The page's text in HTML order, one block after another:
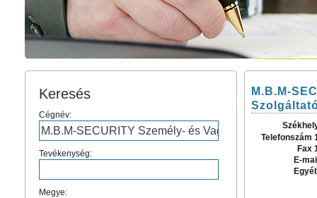
Keresés
Cégnév:
Tevékenység:
Megye:
M.B.M-
Telefonszám
Fax
E-